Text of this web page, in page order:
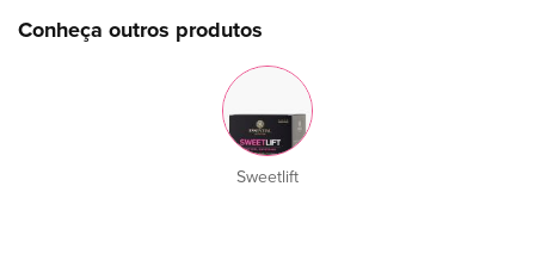
Conheça outros produtos
Sweetlift